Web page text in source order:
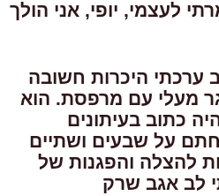
לעצמי, יופי, אני הולך
ערכתי היכרות חשובה
מעלי עם מרפסת. הוא
כתוב בעיתונים
על שבעים ושתיים
להצלה והפגנות של
לב אגב שרק